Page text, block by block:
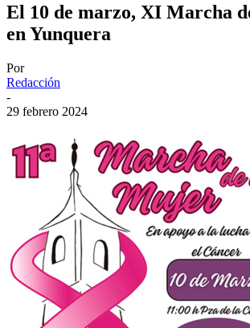
El 10 de marzo, XI Marcha
en Yunquera
Por
Redacción
-
29 febrero 2024